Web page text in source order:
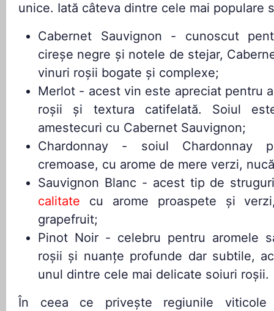
unice. Iată câteva dintre cele mai populare
Cabernet Sauvignon - cunoscut
cireșe negre și notele de stejar,
vinuri roșii bogate și complexe;
Merlot - acest vin este apreciat pentru
roșii și textura catifelată. Soiul
amestecuri cu Cabernet Sauvignon;
Chardonnay - soiul Chardonnay
cremoase, cu arome de mere verzi,
Sauvignon Blanc - acest tip de
calitate cu arome proaspete și
grapefruit;
Pinot Noir - celebru pentru aromele
roșii și nuanțe profunde dar subtile,
unul dintre cele mai delicate soiuri roșii.
În ceea ce privește regiunile viticole